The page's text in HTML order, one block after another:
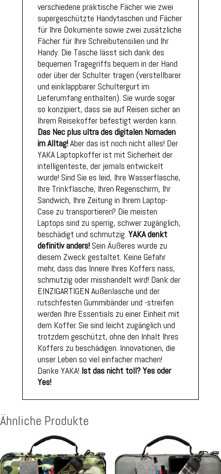
verschiedene praktische Fächer wie zwei
supergeschützte Handytaschen und Fächer
für Ihre Dokumente sowie zwei zusätzliche
Fächer für Ihre Schreibutensilien und Ihr
Handy. Die Tasche lässt sich dank des
bequemen Tragegriffs bequem in der Hand
oder über der Schulter tragen (verstellbarer
und einklappbarer Schultergurt im
Lieferumfang enthalten). Sie wurde sogar
so konzipiert, dass sie auf Reisen sicher an
Ihrem Reisekoffer befestigt werden kann.
Das Nec plus ultra des digitalen Nomaden
im Alltag!Aber das ist noch nicht alles! Der
YAKA Laptopkoffer ist mit Sicherheit der
intelligenteste, der jemals entwickelt
wurde! Sind Sie es leid, Ihre Wasserflasche,
Ihre Trinkflasche, Ihren Regenschirm, Ihr
Sandwich, Ihre Zeitung in Ihrem Laptop-
Case zu transportieren? Die meisten
Laptops sind zu sperrig, schwer zugänglich,
beschädigt und schmutzig. YAKA denkt
definitiv anders!Sein Äußeres wurde zu
diesem Zweck gestaltet. Keine Gefahr
mehr, dass das Innere Ihres Koffers nass,
schmutzig oder misshandelt wird! Dank der
EINZIGARTIGEN Außenlasche und der
rutschfesten Gummibänder und -streifen
werden Ihre Essentials zu einer Einheit mit
dem Koffer. Sie sind leicht zugänglich und
trotzdem geschützt, ohne den Inhalt Ihres
Koffers zu beschädigen. Innovationen, die
unser Leben so viel einfacher machen!
Danke YAKA! Ist das nicht toll? Yes oder
Yes!
Ähnliche Produkte